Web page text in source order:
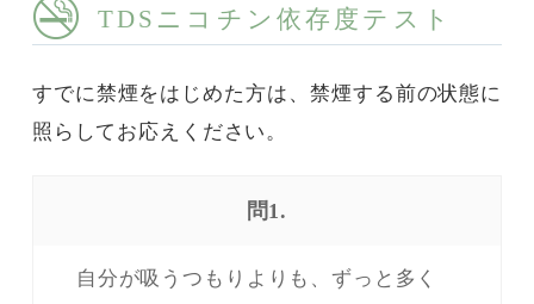
TDSニコチン依存度テスト
すでに禁煙をはじめた方は、禁煙する前の状態に
照らしてお応えください。
問1.
自分が吸うつもりよりも、ずっと多く